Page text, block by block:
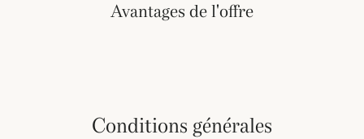
Avantages de l'offre
conditions générales